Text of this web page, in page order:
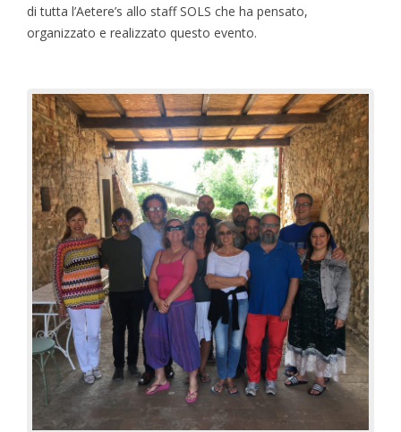
di tutta l’Aetere’s allo staff SOLS che ha pensato,
organizzato e realizzato questo evento.